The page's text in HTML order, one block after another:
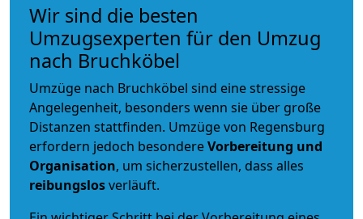
Wir sind die besten
Umzugsexperten für den Umzug
nach Bruchköbel
Umzüge nach Bruchköbel sind eine stressige
Angelegenheit, besonders wenn sie über große
Distanzen stattfinden. Umzüge von Regensburg
erfordern jedoch besondereVorbereitung und
Organisation, um sicherzustellen, dass alles
reibungslosverläuft.